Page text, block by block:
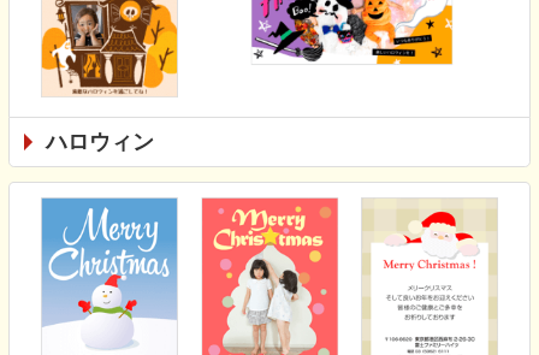
ハロウィン